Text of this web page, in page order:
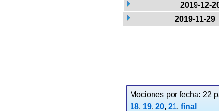
2019-12-
2019-11-29
Mociones por fecha: 22
18, 19, 20, 21, final